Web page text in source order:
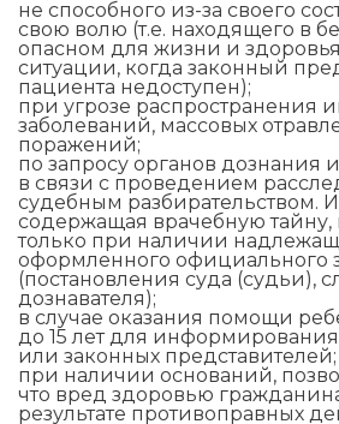
не способного из-за своего
свою волю (т.е. находящего в
опасном для жизни и
ситуации, когда законный
пациента недоступен);
при угрозе распространения
заболеваний, массовых
поражений;
по запросу органов дознания
в связи с проведением
судебным разбирательством.
содержащая врачебную тайну,
только при наличии
оформленного официального
(постановления суда (судьи),
дознавателя);
в случае оказания помощи
до 15 лет для
или законных представителей;
при наличии оснований,
что вред здоровью
результате противоправных